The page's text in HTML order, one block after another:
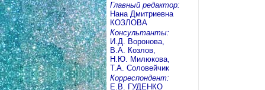
Главный редактор:
Нана Дмитриевна
КОЗЛОВА
Консультанты:
И.Д. Воронова,
В.А. Козлов,
Н.Ю. Милюкова,
Т.А. Соловейчик
Корреспондент:
Е.В. ГУДЕНКО